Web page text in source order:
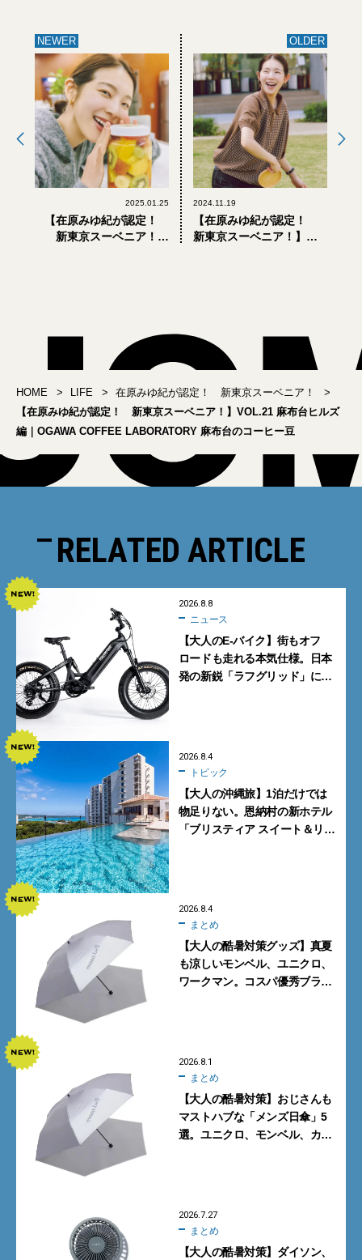
NEWER
2025.01.25
【在原みゆ紀が認定！
新東京スーベニア！】
OLDER
2024.11.19
【在原みゆ紀が認定！
新東京スーベニア！】
HOME LIFE
在原みゆ紀が認定！ 新東京スーベニア！
【在原みゆ紀が認定！ 新東京スーベニア！】VOL.21 麻布台ヒルズ
編｜OGAWA COFFEE LABORATORY 麻布台のコーヒー豆
RELATED ARTICLE
2026.8.8
ニュース
【大人のE-バイク】街もオフ
ロードも走れる本気仕様。日本
発の新鋭「ラフグリッド」に注
2026.8.4
トピック
【大人の沖縄旅】1泊だけでは
物足りない。恩納村の新ホテル
「ブリスティア スイート＆リ
2026.8.4
まとめ
【大人の酷暑対策グッズ】真夏
も涼しいモンベル、ユニクロ、
ワークマン。コスパ優秀ブラン
2026.8.1
まとめ
【大人の酷暑対策】おじさんも
マストハブな「メンズ日傘」5
選。ユニクロ、モンベル、カリ
2026.7.27
まとめ
【大人の酷暑対策】ダイソン、